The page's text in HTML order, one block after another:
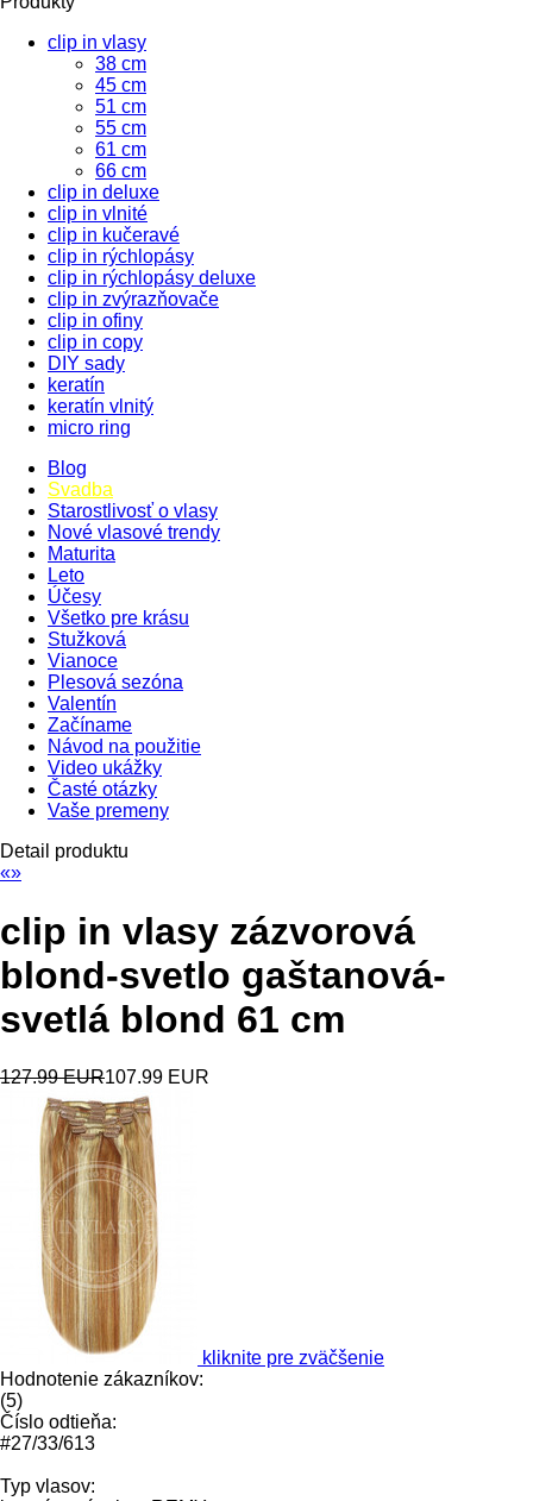
clip in vlasy
38 cm
45 cm
51 cm
55 cm
61 cm
66 cm
clip in deluxe
clip in vlnité
clip in kučeravé
clip in rýchlopásy
clip in rýchlopásy deluxe
clip in zvýrazňovače
clip in ofiny
clip in copy
DIY sady
keratín
keratín vlnitý
micro ring
Blog
Svadba
Starostlivosť o vlasy
Nové vlasové trendy
Maturita
Leto
Účesy
Všetko pre krásu
Stužková
Vianoce
Plesová sezóna
Valentín
Začíname
Návod na použitie
Video ukážky
Časté otázky
Vaše premeny
Detail produktu
«»
clip in vlasy zázvorová
blond-svetlo gaštanová-
svetlá blond 61 cm
127.99 EUR107.99 EUR
kliknite pre zväčšenie
Hodnotenie zákazníkov:
(5)
Číslo odtieňa:
#27/33/613
Typ vlasov: